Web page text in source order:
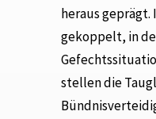
heraus geprägt.
gekoppelt, in
stellen die